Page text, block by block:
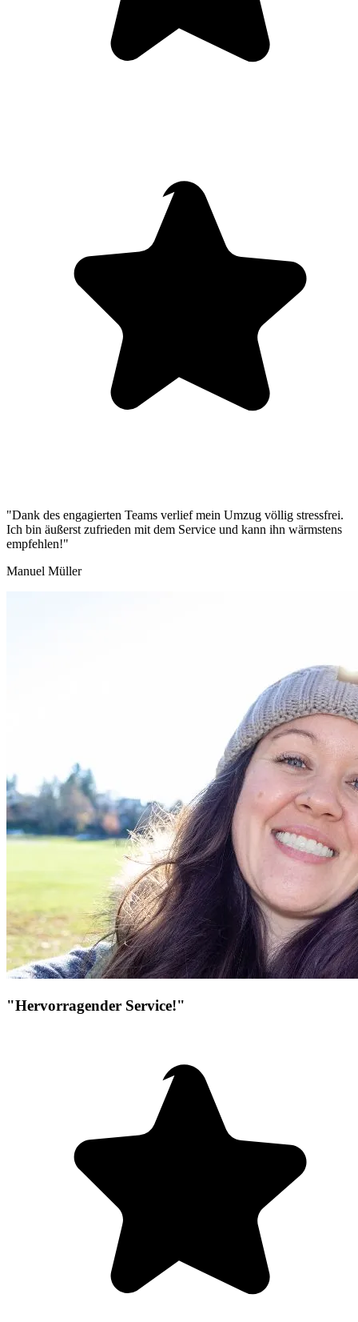
"Dank des engagierten Teams verlief mein Umzug völlig stressfrei.
Ich bin äußerst zufrieden mit dem Service und kann ihn wärmstens
empfehlen!"
Manuel Müller
"Hervorragender Service!"